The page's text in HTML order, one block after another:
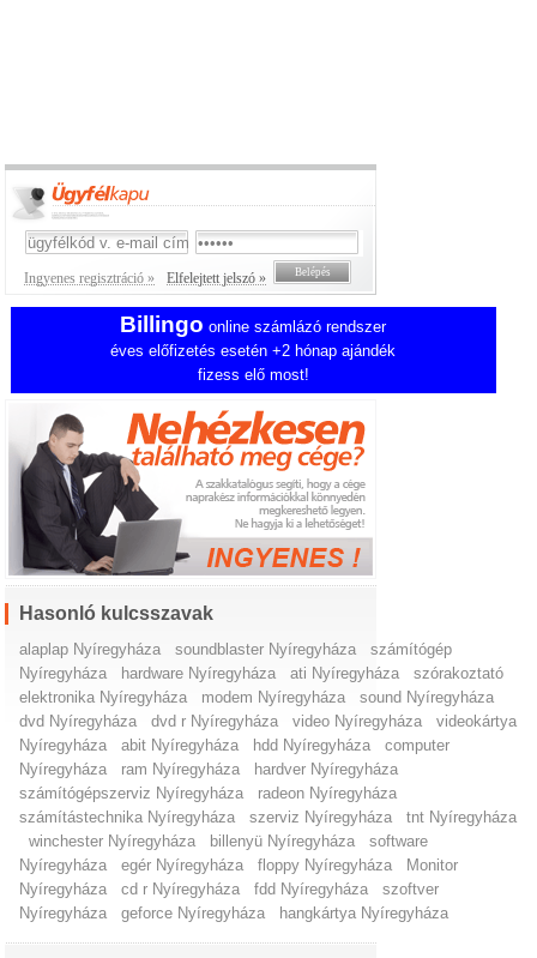
Ingyenes regisztráció » Elfelejtett jelszó »
Billingo online számlázó rendszer
éves előfizetés esetén +2 hónap ajándék
fizess elő most!
Hasonló kulcsszavak
alaplap Nyíregyháza soundblaster Nyíregyháza
számítógép
Nyíregyháza
hardware Nyíregyháza ati Nyíregyháza
szórakoztató
elektronika Nyíregyháza
modem Nyíregyháza
sound Nyíregyháza
dvd Nyíregyháza
dvd r Nyíregyháza video Nyíregyháza
videokártya
Nyíregyháza
abit Nyíregyháza hdd Nyíregyháza
computer
Nyíregyháza
ram Nyíregyháza
hardver Nyíregyháza
számítógépszerviz Nyíregyháza
radeon Nyíregyháza
számítástechnika Nyíregyháza
szerviz Nyíregyháza
tnt Nyíregyháza
winchester Nyíregyháza
billenyü Nyíregyháza
software
Nyíregyháza
egér Nyíregyháza floppy Nyíregyháza
Monitor
Nyíregyháza
cd r Nyíregyháza fdd Nyíregyháza
szoftver
Nyíregyháza
geforce Nyíregyháza hangkártya Nyíregyháza